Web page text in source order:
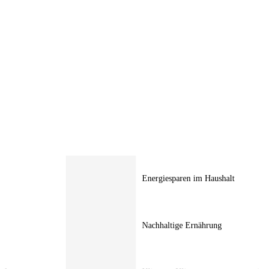
Energiesparen im Haushalt
Nachhaltige Ernährung